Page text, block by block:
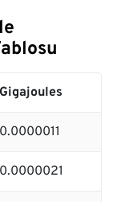
Gigajoules
0.0000011
0.0000021